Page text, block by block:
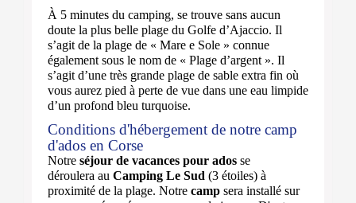
À 5 minutes du camping, se trouve sans aucun
doute la plus belle plage du Golfe d’Ajaccio. Il
s’agit de la plage de « Mare e Sole » connue
également sous le nom de « Plage d’argent ». Il
s’agit d’une très grande plage de sable extra fin où
vous aurez pied à perte de vue dans une eau limpide
d’un profond bleu turquoise.
Conditions d'hébergement de notre camp
d'ados en Corse
Notre séjour de vacances pour ados se
déroulera au Camping Le Sud (3 étoiles) à
proximité de la plage. Notre camp sera installé sur